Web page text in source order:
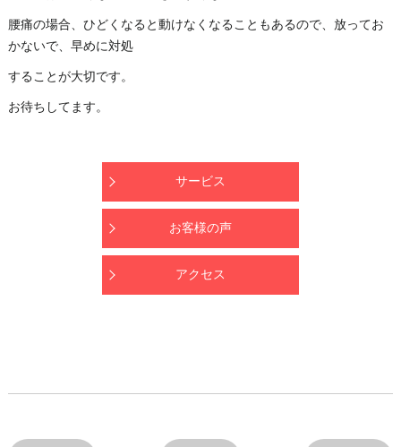
腰痛の場合、ひどくなると動けなくなることもあるので、放ってお
かないで、早めに対処
することが大切です。
お待ちしてます。
サービス
お客様の声
アクセス